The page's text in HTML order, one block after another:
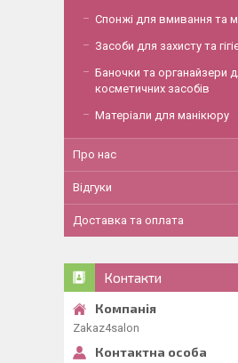
Спонжі для вмивання та
Засоби для захисту та
Баночки та органайзери
косметичних засобів
Матеріали для манікюру
Про нас
Відгуки
Доставка та оплата
Контакти
Zakaz4salon